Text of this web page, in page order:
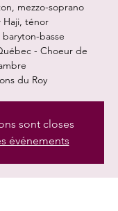
mezzo-soprano
ténor
baryton-basse
- Choeur de
du Roy
sont closes
événements